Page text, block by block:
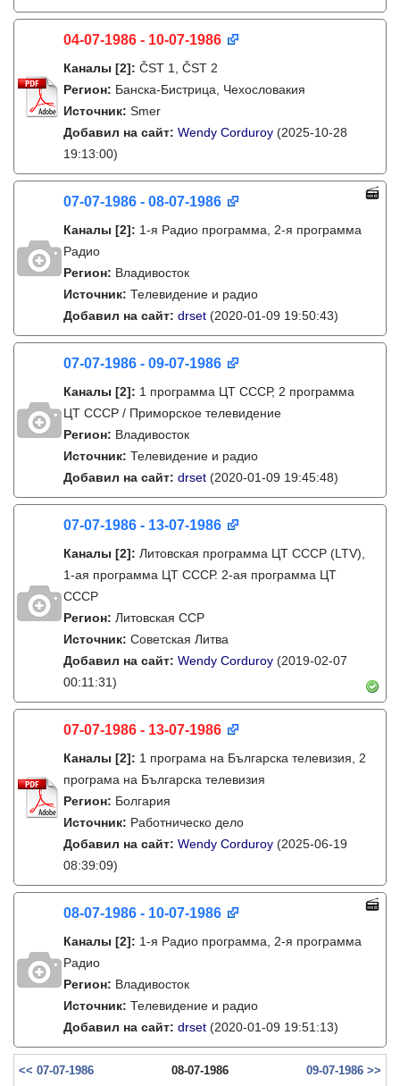
04-07-1986 - 10-07-1986
Каналы [2]: ČST 1, ČST 2
Регион: Банска-Бистрица, Чехословакия
Источник: Smer
Добавил на сайт: Wendy Corduroy (2025-10-28
19:13:00)
07-07-1986 - 08-07-1986
Каналы [2]: 1-я Радио программа, 2-я программа
Радио
Регион: Владивосток
Источник: Телевидение и радио
Добавил на сайт: drset (2020-01-09 19:50:43)
07-07-1986 - 09-07-1986
Каналы [2]: 1 программа ЦТ СССР, 2 программа
ЦТ СССР / Приморское телевидение
Регион: Владивосток
Источник: Телевидение и радио
Добавил на сайт: drset (2020-01-09 19:45:48)
07-07-1986 - 13-07-1986
Каналы [2]: Литовская программа ЦТ СССР (LTV),
1-ая программа ЦТ СССР. 2-ая программа ЦТ
СССР
Регион: Литовская ССР
Источник: Советская Литва
Добавил на сайт: Wendy Corduroy (2019-02-07
00:11:31)
07-07-1986 - 13-07-1986
Каналы [2]: 1 програма на Българска телевизия, 2
програма на Българска телевизия
Регион: Болгария
Источник: Работническо дело
Добавил на сайт: Wendy Corduroy (2025-06-19
08:39:09)
08-07-1986 - 10-07-1986
Каналы [2]: 1-я Радио программа, 2-я программа
Радио
Регион: Владивосток
Источник: Телевидение и радио
Добавил на сайт: drset (2020-01-09 19:51:13)
<< 07-07-1986 08-07-1986 09-07-1986 >>